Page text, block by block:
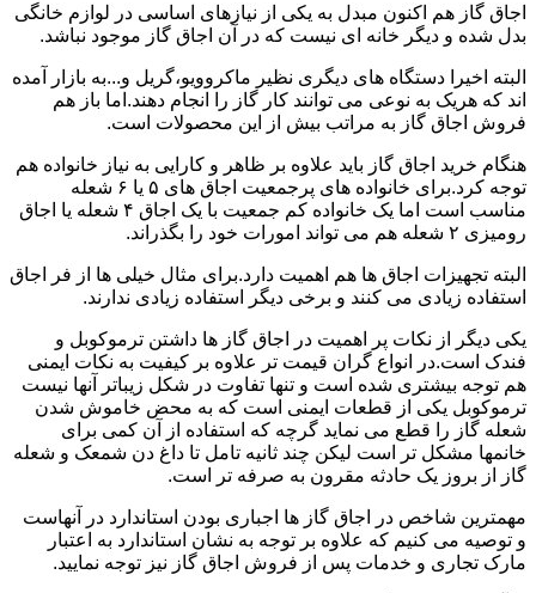
اجاق گاز هم اکنون مبدل به یکی از نیازهای اساسی در لوازم خانگی
بدل شده و دیگر خانه ای نیست که در آن اجاق گاز موجود نباشد.
البته اخیرا دستگاه های دیگری نظیر ماکروویو،گریل و...به بازار آمده
اند که هریک به نوعی می توانند کار گاز را انجام دهند.اما باز هم
فروش اجاق گاز به مراتب بیش از این محصولات است.
هنگام خرید اجاق گاز باید علاوه بر ظاهر و کارایی به نیاز خانواده هم
توجه کرد.برای خانواده های پرجمعیت اجاق های ۵ یا ۶ شعله
مناسب است اما یک خانواده کم جمعیت با یک اجاق ۴ شعله یا اجاق
رومیزی ۲ شعله هم می تواند امورات خود را بگذراند.
البته تجهیزات اجاق ها هم اهمیت دارد.برای مثال خیلی ها از فر اجاق
استفاده زیادی می کنند و برخی دیگر استفاده زیادی ندارند.
یکی دیگر از نکات پر اهمیت در اجاق گاز ها داشتن ترموکوبل و
فندک است.در انواع گران قیمت تر علاوه بر کیفیت به نکات ایمنی
هم توجه بیشتری شده است و تنها تفاوت در شکل زیباتر آنها نیست
ترموکوبل یکی از قطعات ایمنی است که به محض خاموش شدن
شعله گاز را قطع می نماید گرچه که استفاده از آن کمی برای
خانمها مشکل تر است لیکن چند ثانیه تامل تا داغ دن شمعک و شعله
گاز از بروز یک حادثه مقرون به صرفه تر است.
مهمترین شاخص در اجاق گاز ها اجباری بودن استاندارد در آنهاست
و توصیه می کنیم که علاوه بر توجه به نشان استاندارد به اعتبار
مارک تجاری و خدمات پس از فروش اجاق گاز نیز توجه نمایید.